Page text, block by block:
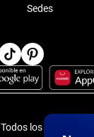
Sedes
Todos los derechos